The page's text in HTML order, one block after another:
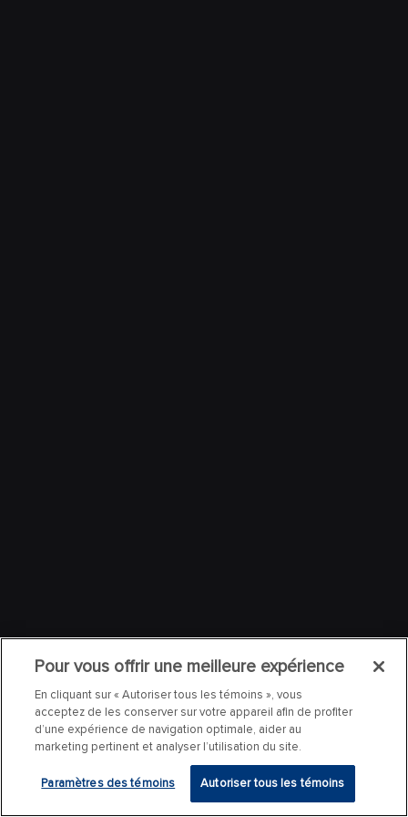
Pour vous offrir une meilleure expérience
En cliquant sur « Autoriser tous les témoins », vous
acceptez de les conserver sur votre appareil afin de profiter
d’une expérience de navigation optimale, aider au
marketing pertinent et analyser l’utilisation du site.
Paramètres des témoins Autoriser tous les témoins